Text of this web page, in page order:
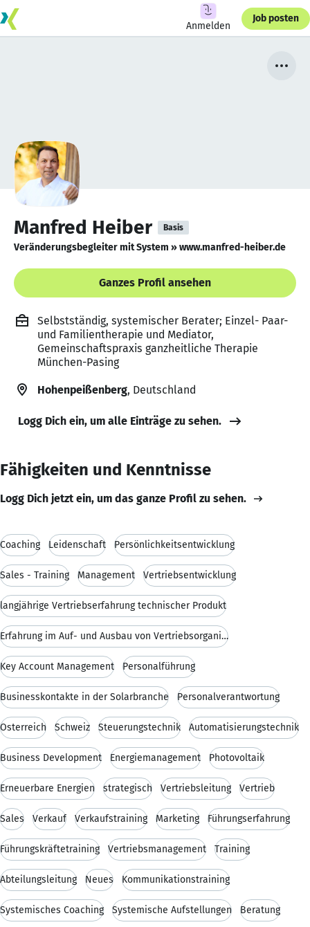
Anmelden
Job posten
Manfred Heiber Basis
Veränderungsbegleiter mit System » www.manfred-heiber.de
Ganzes Profil ansehen
Selbstständig, systemischer Berater; Einzel- Paar-
und Familientherapie und Mediator,
Gemeinschaftspraxis ganzheitliche Therapie
München-Pasing
Hohenpeißenberg, Deutschland
Logg Dich ein, um alle Einträge zu sehen.
Fähigkeiten und Kenntnisse
Logg Dich jetzt ein, um das ganze Profil zu sehen.
Coaching Leidenschaft Persönlichkeitsentwicklung
Sales - Training Management Vertriebsentwicklung
langjährige Vertriebserfahrung technischer Produkt
Erfahrung im Auf- und Ausbau von Vertriebsorganisa
Key Account Management Personalführung
Businesskontakte in der Solarbranche Personalverantwortung
Österreich Schweiz Steuerungstechnik Automatisierungstechnik
Business Development Energiemanagement Photovoltaik
Erneuerbare Energien strategisch Vertriebsleitung Vertrieb
Sales Verkauf Verkaufstraining Marketing Führungserfahrung
Führungskräftetraining Vertriebsmanagement Training
Abteilungsleitung Neues Kommunikationstraining
Systemisches Coaching Systemische Aufstellungen Beratung